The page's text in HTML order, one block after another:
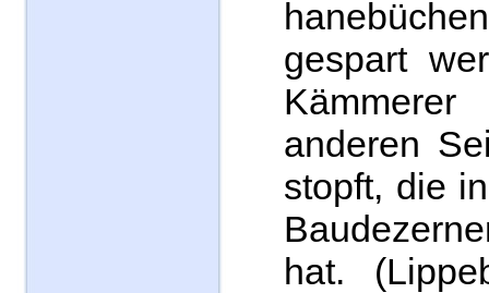
gespart
anderen
stopft, die
hat.